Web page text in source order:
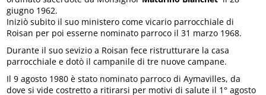
giugno 1962.
Iniziò subito il suo ministero come vicario parrocchiale di
Roisan per poi esserne nominato parroco il 31 marzo 1968.
Durante il suo sevizio a Roisan fece ristrutturare la casa
parrocchiale e dotò il campanile di tre nuove campane.
Il 9 agosto 1980 è stato nominato parroco di Aymavilles, da
dove si vide costretto a ritirarsi per motivi di salute il 1° agosto